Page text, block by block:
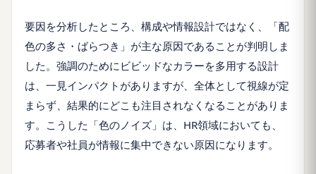
要因を分析したところ、構成や情報設計ではなく、「配
色の多さ・ばらつき」が主な原因であることが判明しま
した。 強調のためにビビッドなカラーを多用する設計
は、一見インパクトがありますが、全体として視線が定
まらず、結果的にどこも注目されなくなることがありま
す。こうした「色のノイズ」は、HR領域においても、
応募者や社員が情報に集中できない原因になります。